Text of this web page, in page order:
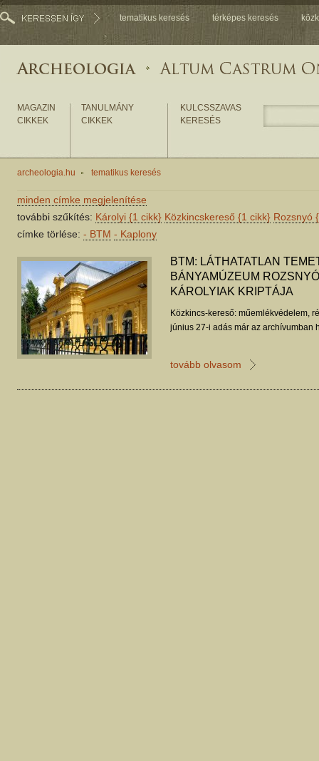
tematikus keresés térképes keresés
MAGAZIN
CIKKEK
TANULMÁNY
CIKKEK
KULCSSZAVAS
KERESÉS
archeologia.hu tematikus keresés
minden címke megjelenítése
további szűkítés: Károlyi {1 cikk} Közkincskereső {1 cikk} Rozsnyó
címke törlése: - BTM - Kaplony
BTM: LÁTHATATLAN
BÁNYAMÚZEUM
KÁROLYIAK KRIPTÁJA
Közkincs-kereső: műemlékvédelem,
június 27-i adás már az archívumban
tovább olvasom